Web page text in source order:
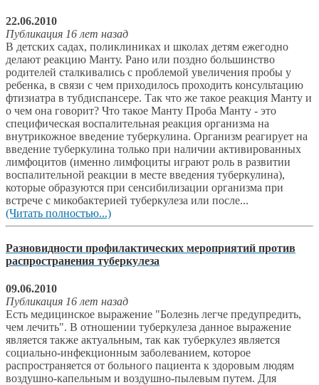
22.06.2010
Публикация 16 лет назад
В детских садах, поликлиниках и школах детям ежегодно
делают реакцию Манту. Рано или поздно большинство
родителей сталкивались с проблемой увеличения пробы у
ребенка, в связи с чем приходилось проходить консультацию
фтизиатра в тубдиспансере. Так что же такое реакция Манту и
о чем она говорит? Что такое Манту Проба Манту - это
специфическая воспалительная реакция организма на
внутрикожное введение туберкулина. Организм реагирует на
введение туберкулина только при наличии активированных
лимфоцитов (именно лимфоциты играют роль в развитии
воспалительной реакции в месте введения туберкулина),
которые образуются при сенсибилизации организма при
встрече с микобактерией туберкулеза или после...
(Читать полностью...)
Разновидности профилактических мероприятий против
распространения туберкулеза
09.06.2010
Публикация 16 лет назад
Есть медицинское выражение "Болезнь легче предупредить,
чем лечить". В отношении туберкулеза данное выражение
является также актуальным, так как туберкулез является
социально-инфекционным заболеванием, которое
распространяется от больного пациента к здоровым людям
воздушно-капельным и воздушно-пылевым путем. Для